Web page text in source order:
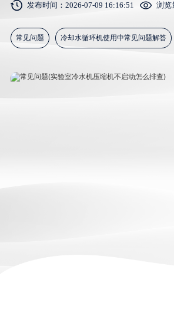
发布时间：2026-07-09 16:16:51 浏览
常见问题 冷却水循环机使用中常见问题解答